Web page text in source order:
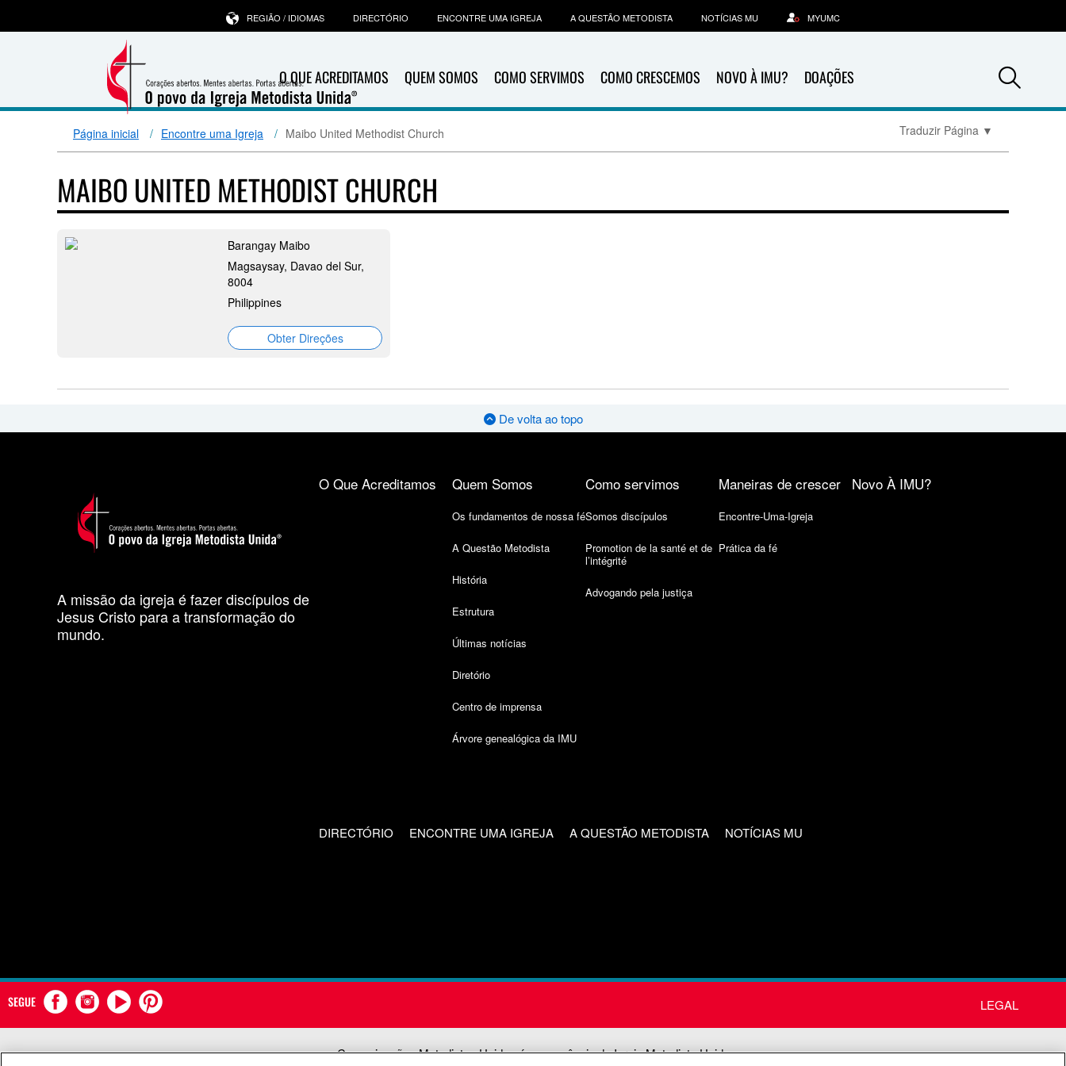
O QUE ACREDITAMOS QUEM SOMOS COMO SERVIMOS COMO CRESCEMOS NOVO À IMU? DOAÇÕES
REGIÃO / IDIOMAS DIRECTÓRIO ENCONTRE UMA IGREJA A QUESTÃO METODISTA NOTÍCIAS MU MYUMC
Página inicial Encontre uma Igreja Maibo United Methodist Church Traduzir Página ▼
MAIBO UNITED METHODIST CHURCH
Barangay Maibo
Magsaysay, Davao del Sur,
8004
Philippines
Obter Direções
De volta ao topo
A missão da igreja é fazer discípulos de
Jesus Cristo para a transformação do
mundo.
O Que Acreditamos Quem Somos
Os fundamentos de nossa fé
A Questão Metodista
História
Estrutura
Últimas notícias
Diretório
Centro de imprensa
Árvore genealógica da IMU
Como servimos
Somos discípulos
Promotion de la santé et de
l’intégrité
Advogando pela justiça
Maneiras de crescer
Encontre-Uma-Igreja
Prática da fé
Novo À IMU?
DIRECTÓRIO ENCONTRE UMA IGREJA A QUESTÃO METODISTA NOTÍCIAS MU
SEGUE LEGAL
Comunicações Metodistas Unidas é uma agência da Igreja Metodista Unida